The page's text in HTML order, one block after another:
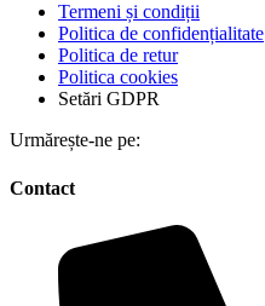
Termeni și condiții
Politica de confidențialitate
Politica de retur
Politica cookies
Setări GDPR
Urmărește-ne pe:
Contact